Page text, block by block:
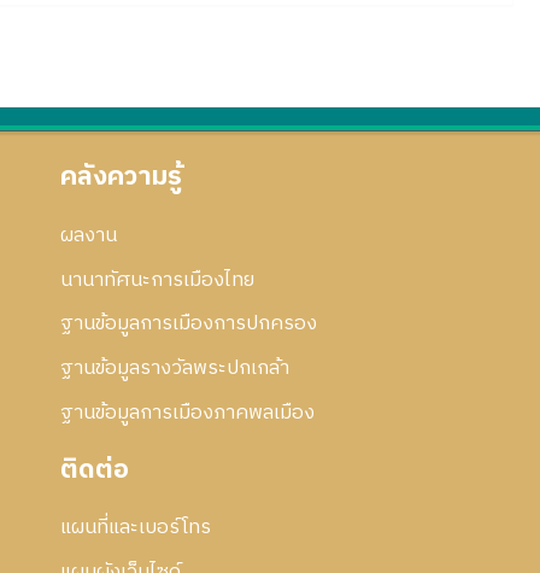
คลังความรู้
ผลงาน
นานาทัศนะการเมืองไทย
ฐานข้อมูลการเมืองการปกครอง
ฐานข้อมูลรางวัลพระปกเกล้า
ฐานข้อมูลการเมืองภาคพลเมือง
ติดต่อ
แผนที่และเบอร์โทร